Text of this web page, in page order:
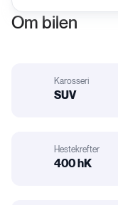
Om bilen
Karosseri
SUV
Hestekrefter
400 hK